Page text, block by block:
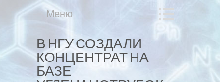
Меню
В НГУ СОЗДАЛИ
КОНЦЕНТРАТ НА
БАЗЕ